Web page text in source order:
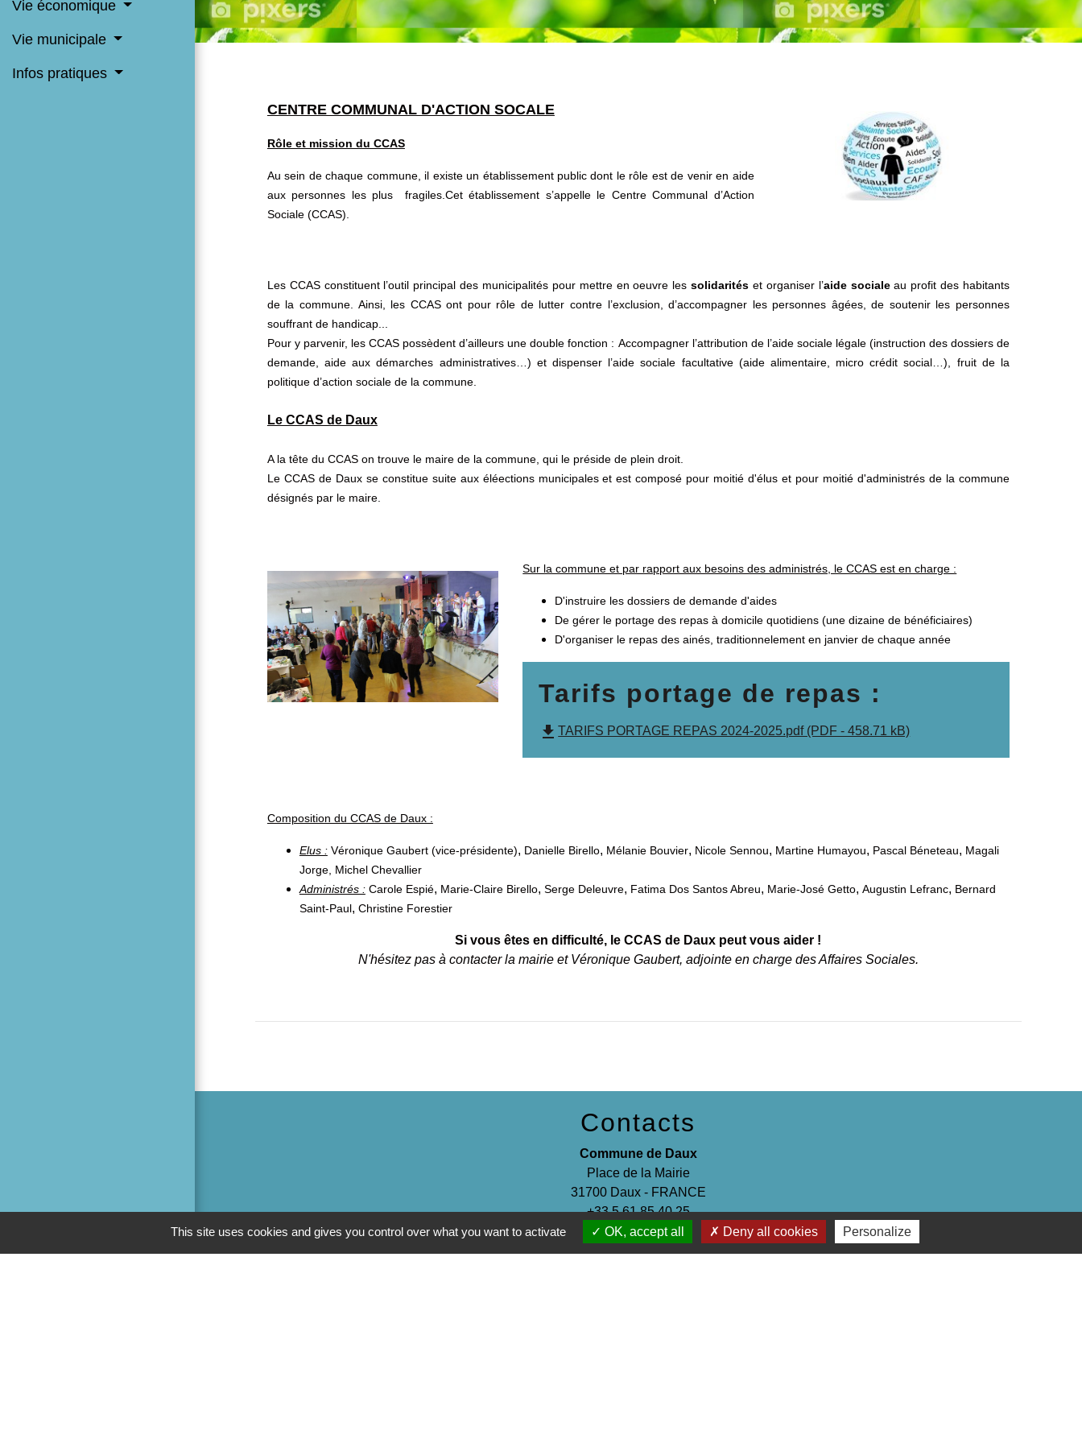
Vie économique
Vie municipale
Infos pratiques
CENTRE COMMUNAL D'ACTION SOCALE
Rôle et mission du CCAS
Au sein de chaque commune, il existe un établissement public dont le rôle est de venir en aide
aux personnes les plus fragiles.Cet établissement s’appelle le Centre Communal d’Action
Sociale (CCAS).
Les CCAS constituent l’outil principal des municipalités pour mettre en oeuvre lessolidarités et organiser l’aide socialeau profit des habitants
de la commune. Ainsi, les CCAS ont pour rôle de lutter contre l’exclusion, d’accompagner les personnes âgées, de soutenir les personnes
souffrant de handicap...
Pour y parvenir, les CCAS possèdent d’ailleurs une double fonction : Accompagner l’attribution de l’aide sociale légale (instruction des dossiers de
demande, aide aux démarches administratives…) et dispenser l’aide sociale facultative (aide alimentaire, micro crédit social…), fruit de la
politique d’action sociale de la commune.
Le CCAS de Daux
A la tête du CCAS on trouve le maire de la commune, qui le préside de plein droit.
Le CCAS de Daux se constitue suite aux éléections municipales et est composé pour moitié d'élus et pour moitié d'administrés de la commune
désignés par le maire.
Sur la commune et par rapport aux besoins des administrés, le CCAS est en charge :
D'instruire les dossiers de demande d'aides
De gérer le portage des repas à domicile quotidiens (une dizaine de bénéficiaires)
D'organiser le repas des ainés, traditionnelement en janvier de chaque année
Tarifs portage de repas :
file_downloadTARIFS PORTAGE REPAS 2024-2025.pdf (PDF - 458.71 kB)
Composition du CCAS de Daux :
Elus : Véronique Gaubert (vice-présidente), Danielle Birello, Mélanie Bouvier, Nicole Sennou, Martine Humayou, Pascal Béneteau, Magali
Jorge, Michel Chevallier
Administrés : Carole Espié, Marie-Claire Birello, Serge Deleuvre, Fatima Dos Santos Abreu, Marie-José Getto, Augustin Lefranc, Bernard
Saint-Paul, Christine Forestier
Si vous êtes en difficulté, le CCAS de Daux peut vous aider !
N'hésitez pas à contacter la mairie et Véronique Gaubert, adjointe en charge des Affaires Sociales.
Contacts
Commune de Daux
Place de la Mairie
31700 Daux - FRANCE
+33 5 61 85 40 25
Contact par formulaire
This site uses cookies and gives you control over what you want to activate OK, accept all Deny all cookies Personalize